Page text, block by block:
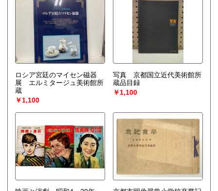
ロシア宮廷のマイセン磁器
展 エルミタージュ美術館所
蔵
￥1,100
写真 京都国立近代美術館所
蔵品目録
￥1,100